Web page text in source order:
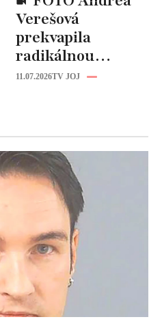
Verešová
prekvapila
radikálnou
zmenou účesu: Je
11.07.2026TV JOJ